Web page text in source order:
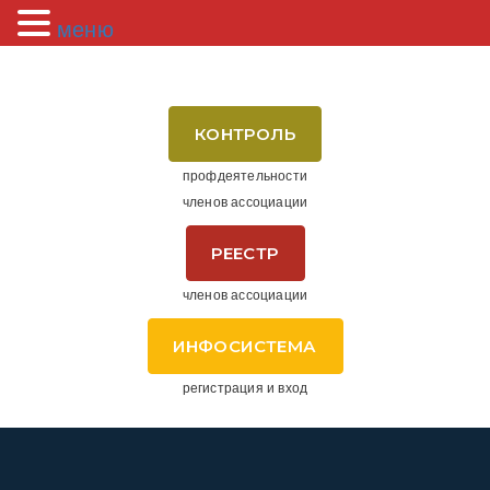
КОНТРОЛЬ
профдеятельности
членов ассоциации
РЕЕСТР
членов ассоциации
ИНФОСИСТЕМА
регистрация и вход
меню